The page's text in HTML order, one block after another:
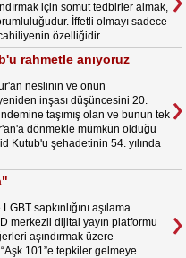
için somut tedbirler almak,
İffetli olmayı sadece
özelliğidir.
rahmetle anıyoruz
neslinin ve onun
inşası düşüncesini 20.
taşımış olan ve bunun tek
dönmekle mümkün olduğu
Kutub'u şehadetinin 54. yılında
sapkınlığını aşılama
merkezli dijital yayın platformu
aşındırmak üzere
“Aşk 101”e tepkiler gelmeye